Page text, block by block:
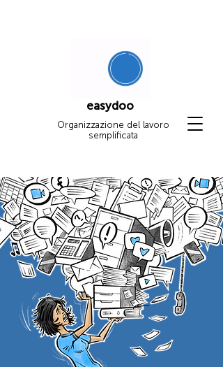
easydoo
Organizzazione del lavoro
semplificata